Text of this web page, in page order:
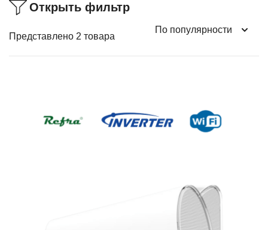
Открыть фильтр
Представлено 2 товара